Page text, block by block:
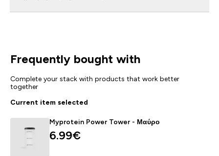
Frequently bought with
Complete your stack with products that work better
together
Current item selected
Myprotein Power Tower - Μαύρο
6.99€‎